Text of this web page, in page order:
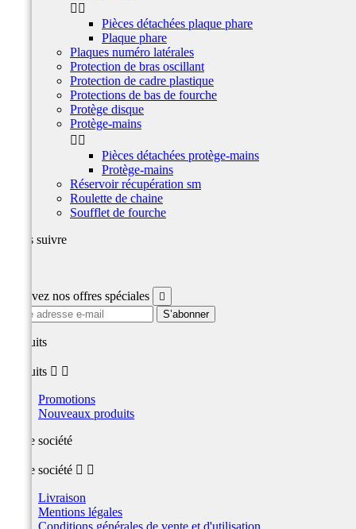
 
Pièces détachées plaque phare
Plaque phare
Plaques numéro latérales
Protection de bras oscillant
Protection de cadre plastique
Protections de bas de fourche
Protège disque
Protège-mains
 
Pièces détachées protège-mains
Protège-mains
Réservoir récupération sm
Roulette de chaine
Soufflet de fourche
Nous suivre
Recevez nos offres spéciales 
produits
produits  
Promotions
Nouveaux produits
Notre société
Notre société  
Livraison
Mentions légales
Conditions générales de vente et d'utilisation